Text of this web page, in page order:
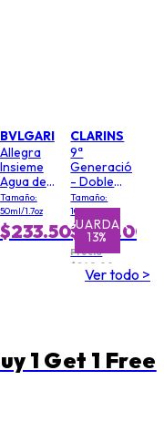
BVLGARI
Allegra
Insieme
Agua de
Perfume
Tamaño:
50ml/1.7oz
$233.50GUARDAR
1%
GUARDAR
13%
CLARINS
9ª
Generación
- Doble
Suero
Textura
Ligera
Tamaño:
100ml
$209.00
Precio
$240.00
Ver todo >
1 Get 1 Free